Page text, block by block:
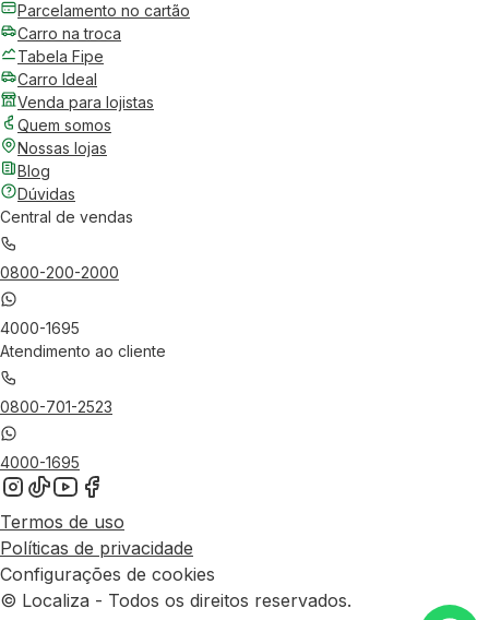
Parcelamento no cartão
Carro na troca
Tabela Fipe
Carro Ideal
Venda para lojistas
Quem somos
Nossas lojas
Blog
Dúvidas
Central de vendas
0800-200-2000
4000-1695
Atendimento ao cliente
0800-701-2523
4000-1695
Termos de uso
Políticas de privacidade
Configurações de cookies
© Localiza - Todos os direitos reservados.